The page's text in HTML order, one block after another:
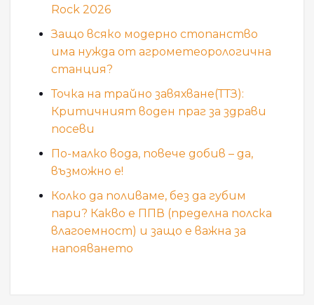
Rock 2026
Защо всяко модерно стопанство
има нужда от агрометеорологична
станция?
Точка на трайно завяхване(ТТЗ):
Критичният воден праг за здрави
посеви
По-малко вода, повече добив – да,
възможно е!
Колко да поливаме, без да губим
пари? Какво е ППВ (пределна полска
влагоемност) и защо е важна за
напояването